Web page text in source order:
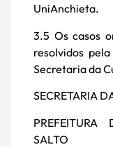
UniAnchieta.
3.5 Os casos
resolvidos
Secretaria da
SECRETARIA
SALTO